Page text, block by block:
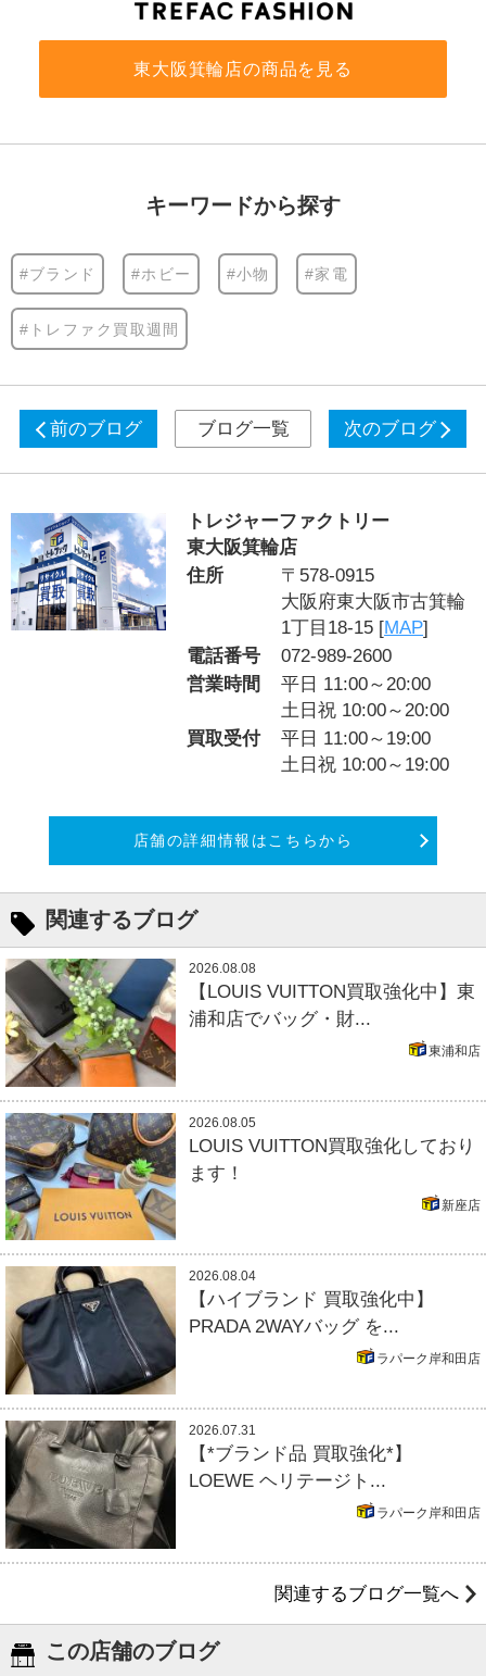
東大阪箕輪店の商品を見る
キーワードから探す
#ブランド #ホビー #小物 #家電
#トレファク買取週間
前のブログ ブログ一覧 次のブログ
トレジャーファクトリー
東大阪箕輪店
住所
〒578-0915
大阪府東大阪市古箕輪
1丁目18-15 [MAP]
電話番号
072-989-2600
営業時間
平日 11:00～20:00
土日祝 10:00～20:00
買取受付
平日 11:00～19:00
土日祝 10:00～19:00
店舗の詳細情報はこちらから
関連するブログ
2026.08.08
【LOUIS VUITTON買取強化中】東
浦和店でバッグ・財...
東浦和店
2026.08.05
LOUIS VUITTON買取強化しており
ます！
新座店
2026.08.04
【ハイブランド 買取強化中】
PRADA 2WAYバッグ を...
ラパーク岸和田店
2026.07.31
【*ブランド品 買取強化*】
LOEWE ヘリテージト...
ラパーク岸和田店
関連するブログ一覧へ
この店舗のブログ